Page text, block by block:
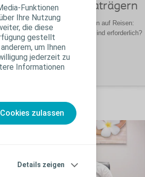
Funktionen
Ihre Nutzung
die diese
gestellt
um Ihnen
jederzeit zu
Informationen
Cookies zulassen
Details zeigen
von Stomaträgern
berichten von Ihren Erfahrungen auf Reisen:
Sie? Welche Vorbereitungen sind erforderlich?
gibt es?
lesen